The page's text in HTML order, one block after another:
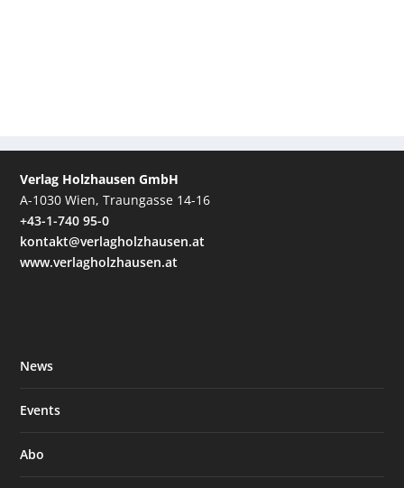
Verlag Holzhausen GmbH
A-1030 Wien, Traungasse 14-16
+43-1-740 95-0
kontakt@verlagholzhausen.at
www.verlagholzhausen.at
News
Events
Abo